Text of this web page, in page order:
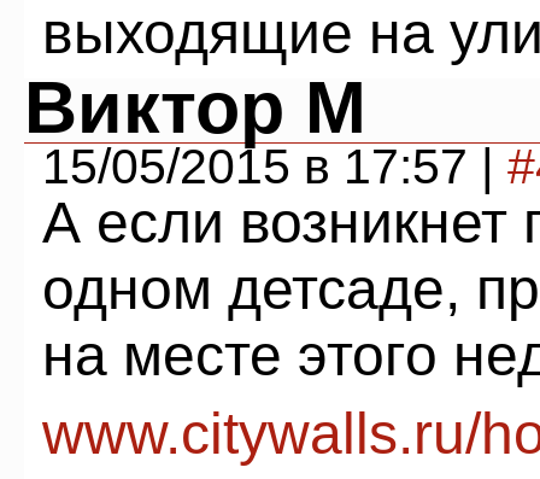
выходящие на
Виктор М
15/05/2015 в 17:57 |
А если возникнет
одном детсаде,
на месте этого
www.citywalls.ru/